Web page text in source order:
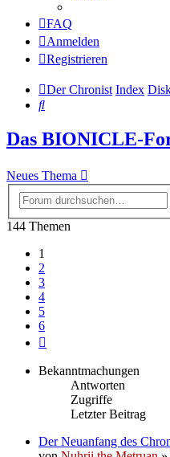
FAQ
Anmelden
Registrieren
Der Chronist Index
Suche
Das BIONICLE-
Neues Thema
144 Themen
1
2
3
4
5
6
Bekanntmachungen
Antworten
Zugriffe
Letzter Beitrag
Der Neuanfang des